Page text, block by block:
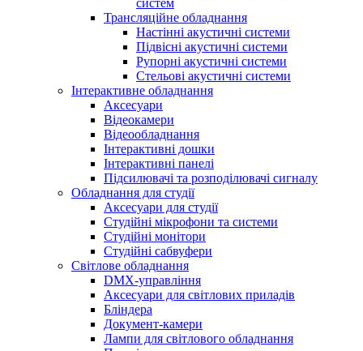
систем
Трансляційне обладнання
Настінні акустичні системи
Підвісні акустичні системи
Рупорні акустичні системи
Стельові акустичні системи
Інтерактивне обладнання
Аксесуари
Відеокамери
Відеообладнання
Інтерактивні дошки
Інтерактивні панелі
Підсилювачі та розподілювачі сигналу
Обладнання для студії
Аксесуари для студії
Студійні мікрофони та системи
Студійні монітори
Студійні сабвуфери
Світлове обладнання
DMX-управління
Аксесуари для світлових приладів
Бліндера
Документ-камери
Лампи для світлового обладнання